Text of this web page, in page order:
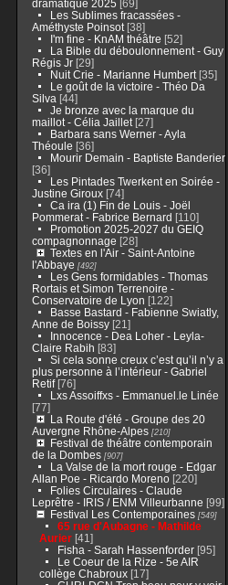
dramatique 2025 [69]
Les Sublimes fracassées -
Améthyste Poinsot[38]
I'm fine - KnAM théâtre [52]
La Bible du déboulonnement - Guy
Régis Jr[29]
Nuit Crie - Marianne Humbert[35]
Le goût de la victoire - Théo Da
Silva [44]
Je bronze avec la marque du
maillot - Célia Jaillet[27]
Barbara sans Werner - Ayla
Théoule [36]
Mourir Demain - Baptiste Banderier
[36]
Les Pintades Twerkent en Soirée -
Justine Giroux[74]
Ca ira (1) Fin de Louis - Joël
Pommerat - Fabrice Bernard [110]
Promotion 2025-2027 du GEIQ
compagnonnage [28]
Textes en l'Air - Saint-Antoine
l'Abbaye [492]
Les Gens formidables - Thomas
Rortais et Simon Terrenoire -
Conservatoire de Lyon [122]
Basse Bastard - Fabienne Swiatly,
Anne de Boissy[21]
Innocence - Dea Loher - Leyla-
Claire Rabih [83]
Si cela sonne creux c’est qu’il n’y a
plus personne à l’intérieur - Gabriel
Retif[76]
Lxs Assoiffxs - Emmanuel.le Linée
[77]
La Route d'été - Groupe des 20
Auvergne Rhône-Alpes[210]
Festival de théâtre contemporain
de la Dombes[907]
La Valse de la mort rouge - Edgar
Allan Poe - Ricardo Moreno[220]
Folies Circulaires - Claude
Leprêtre - IRIS / ENM Villeurbanne [99]
Festival Les Contemporaines[549]
65 rue d'Aubagne - Mathilde
Aurier[41]
Fisha - Sarah Hassenforder[95]
Le Coeur de la Rize - 5e AIR
collège Chabroux[17]